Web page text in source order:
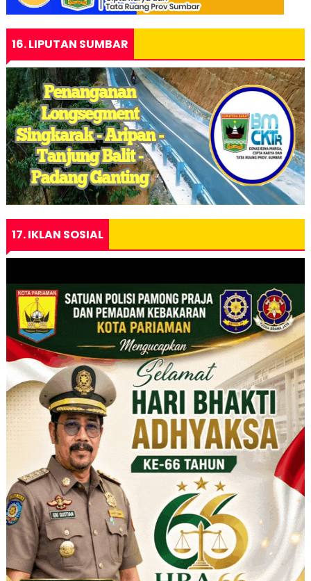
16. LIPUTAN SUMBAR
17. IKLAN SOSIAL